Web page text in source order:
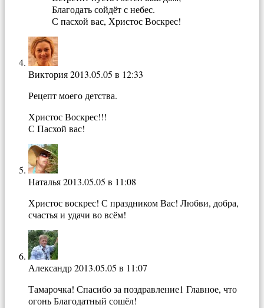
Благодать сойдёт с небес.
С пасхой вас, Христос Воскрес!
Виктория2013.05.05 в 12:33
Рецепт моего детства.
Христос Воскрес!!!
С Пасхой вас!
Наталья2013.05.05 в 11:08
Христос воскрес! С праздником Вас! Любви, добра,
счастья и удачи во всём!
Александр2013.05.05 в 11:07
Тамарочка! Спасибо за поздравление1 Главное, что
огонь Благодатный сошёл!